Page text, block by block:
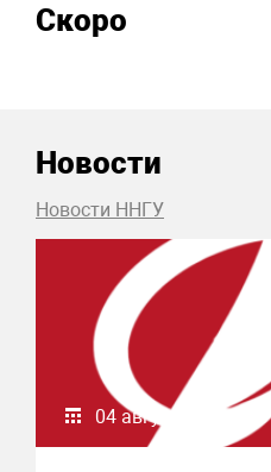
Скоро
Новости
Новости ННГУ
04 августа 2026